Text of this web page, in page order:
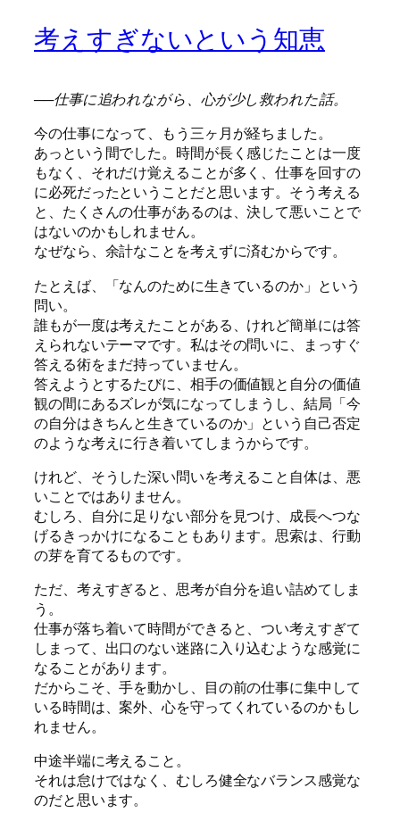
考えすぎないという知恵
──仕事に追われながら、心が少し救われた話。
今の仕事になって、もう三ヶ月が経ちました。
あっという間でした。時間が長く感じたことは一度
もなく、それだけ覚えることが多く、仕事を回すの
に必死だったということだと思います。そう考える
と、たくさんの仕事があるのは、決して悪いことで
はないのかもしれません。
なぜなら、余計なことを考えずに済むからです。
たとえば、「なんのために生きているのか」という
問い。
誰もが一度は考えたことがある、けれど簡単には答
えられないテーマです。私はその問いに、まっすぐ
答える術をまだ持っていません。
答えようとするたびに、相手の価値観と自分の価値
観の間にあるズレが気になってしまうし、結局「今
の自分はきちんと生きているのか」という自己否定
のような考えに行き着いてしまうからです。
けれど、そうした深い問いを考えること自体は、悪
いことではありません。
むしろ、自分に足りない部分を見つけ、成長へつな
げるきっかけになることもあります。思索は、行動
の芽を育てるものです。
ただ、考えすぎると、思考が自分を追い詰めてしま
う。
仕事が落ち着いて時間ができると、つい考えすぎて
しまって、出口のない迷路に入り込むような感覚に
なることがあります。
だからこそ、手を動かし、目の前の仕事に集中して
いる時間は、案外、心を守ってくれているのかもし
れません。
中途半端に考えること。
それは怠けではなく、むしろ健全なバランス感覚な
のだと思います。